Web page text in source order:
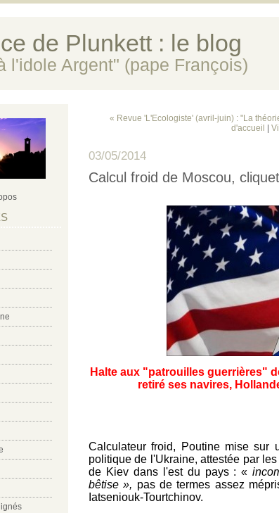
de Plunkett : le blog
l'idole Argent" (pape François)
« Revue 'L'Ecologiste' (avril-juin) : "La
d'accueil
03/05/2014
Calcul froid de Moscou,
Halte aux "patrouilles guerrières"
retiré ses navires,
Calculateur froid, Poutine mise sur
politique de l'Ukraine, attestée par
de Kiev dans l'est du pays : «
bêtise », pas de termes assez
Iatseniouk-Tourtchinov.